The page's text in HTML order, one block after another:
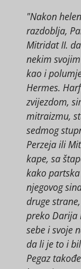
"Nakon
razdoblja,
Mitridat II.
nekim
kao i
Hermes.
zvijezdom,
mitraizmu,
sedmog
Perzeja ili
kape, sa
kako
njegovog
druge
preko Darija
sebe i svoje
da li je to i
Pegaz